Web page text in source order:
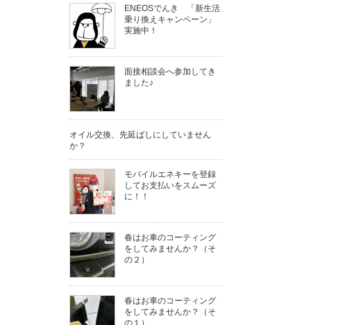
ENEOSでんき 「新生活
乗り換えキャンペーン」
実施中！
面接相談会へ参加してき
ました♪
オイル交換、先延ばしにしていません
か？
モバイルエネキーを登録
してお支払いをスムーズ
に！！
春はお車のコーティング
をしてみませんか？（そ
の２）
春はお車のコーティング
をしてみませんか？（そ
の１）